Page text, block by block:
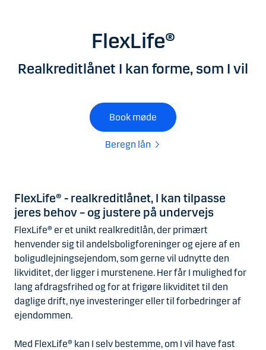
FlexLife®
Realkreditlånet I kan forme, som I vil
Book møde
Beregn lån
FlexLife® - realkreditlånet, I kan tilpasse
jeres behov – og justere på undervejs
FlexLife® er et unikt realkreditlån, der primært
henvender sig til andelsboligforeninger og ejere af en
boligudlejningsejendom, som gerne vil udnytte den
likviditet, der ligger i murstenene. Her får I mulighed for
lang afdragsfrihed og for at frigøre likviditet til den
daglige drift, nye investeringer eller til forbedringer af
ejendommen.
Med FlexLife® kan I selv bestemme, om I vil have fast